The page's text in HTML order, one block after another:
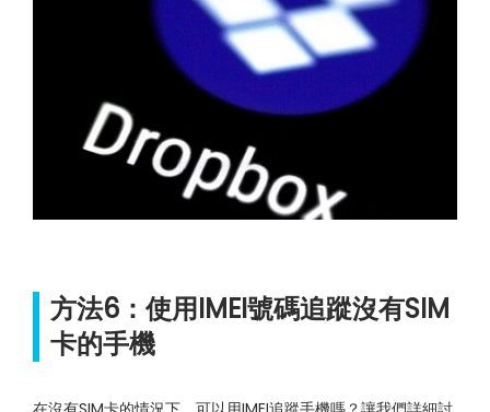
方法6：使用IMEI號碼追蹤沒有SIM
卡的手機